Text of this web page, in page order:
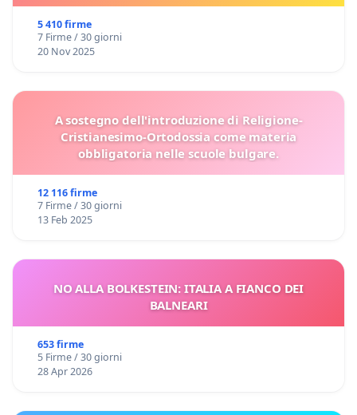
5 410 firme
7 Firme / 30 giorni
20 Nov 2025
A sostegno dell'introduzione di Religione-
Cristianesimo-Ortodossia come materia
obbligatoria nelle scuole bulgare.
12 116 firme
7 Firme / 30 giorni
13 Feb 2025
NO ALLA BOLKESTEIN: ITALIA A FIANCO DEI
BALNEARI
653 firme
5 Firme / 30 giorni
28 Apr 2026